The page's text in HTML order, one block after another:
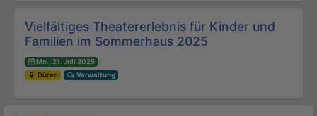
Vielfältiges Theatererlebnis für Kinder und
Familien im Sommerhaus 2025
Mo., 21. Juli 2025
Düren
Verwaltung